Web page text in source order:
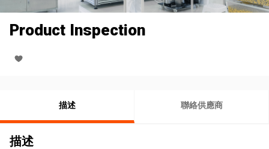
Product Inspection
描述 聯絡供應商
描述